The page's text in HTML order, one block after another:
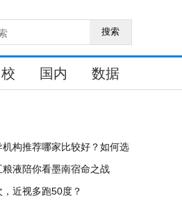
搜索
国内 数据
构推荐哪家比较好？如何选
液陪你看墨南宿命之战
近视多跑50度？